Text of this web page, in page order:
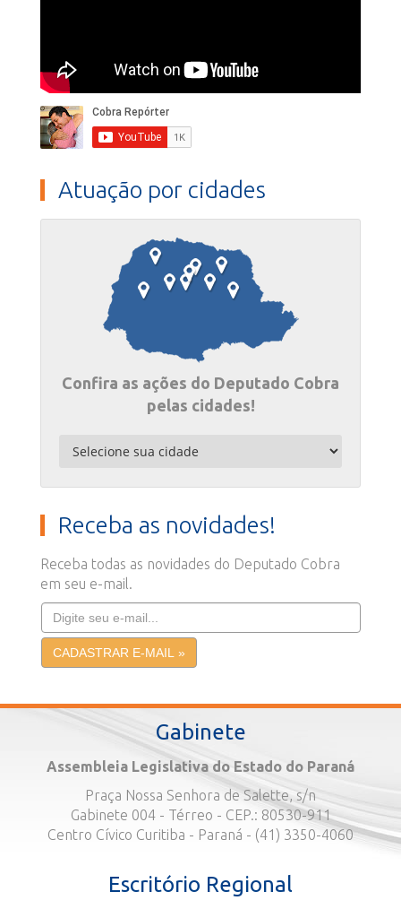
Atuação por cidades
Confira as ações do Deputado Cobra
pelas cidades!
Receba as novidades!
Receba todas as novidades do Deputado Cobra
em seu e-mail.
Gabinete
Assembleia Legislativa do Estado do Paraná
Praça Nossa Senhora de Salette, s/n
Gabinete 004 - Térreo - CEP.: 80530-911
Centro Cívico Curitiba - Paraná - (41) 3350-4060
Escritório Regional